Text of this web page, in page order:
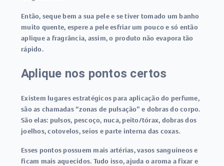
Então, seque bem a sua pele e se tiver tomado um banho
muito quente, espere a pele esfriar um pouco e só então
aplique a fragrância, assim, o produto não evapora tão
rápido.
Aplique nos pontos certos
Existem lugares estratégicos para aplicação do perfume,
são as chamadas “zonas de pulsação” e dobras do corpo.
São elas: pulsos, pescoço, nuca, peito/tórax, dobras dos
joelhos, cotovelos, seios e parte interna das coxas.
Esses pontos possuem mais artérias, vasos sanguíneos e
ficam mais aquecidos. Tudo isso, ajuda o aroma a fixar e